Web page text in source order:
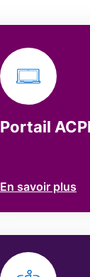
Portail
En savoir plus